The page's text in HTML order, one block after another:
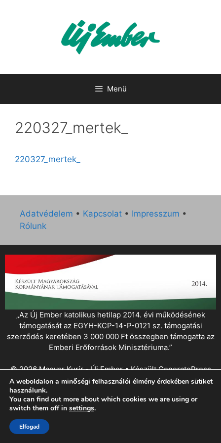
Menü
220327_mertek_
220327_mertek_
Adatvédelem • Kapcsolat • Impresszum •
Rólunk
„Az Új Ember katolikus hetilap 2014. évi működésének
támogatását az EGYH-KCP-14-P-0121 sz. támogatási
szerződés keretében 3 000 000 Ft összegben támogatta az
Emberi Erőforrások Minisztériuma.”
© 2026 Magyar Kurír - Új Ember• KészültGeneratePress
A weboldalon a minőségi felhasználói élmény érdekében sütiket
használunk.
You can find out more about which cookies we are using or
switch them off in settings.
Elfogad